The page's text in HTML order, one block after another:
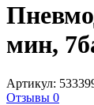
мин,
Артикул:
Отзывы 0